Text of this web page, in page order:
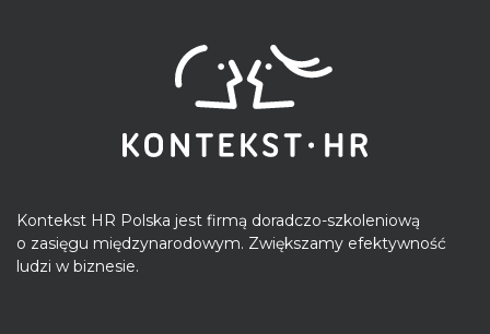
Kontekst HR Polska jest firmą doradczo-szkoleniową
o zasięgu międzynarodowym. Zwiększamy efektywność
ludzi w biznesie.